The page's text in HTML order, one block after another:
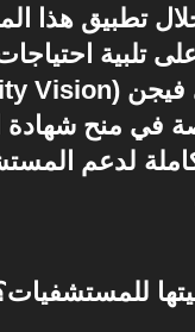
تطبيق هذا
تلبية
في منح شهادة
لدعم